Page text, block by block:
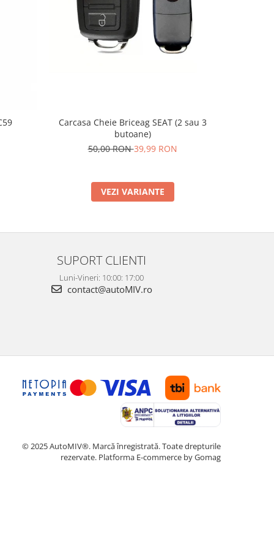
Carcasa Cheie Briceag SEAT (2 sau 3
butoane)
50,00 RON39,99 RON
VEZI VARIANTE
SUPORT CLIENTI
Luni-Vineri: 10:00: 17:00
contact@autoMIV.ro
© 2025 AutoMIV®. Marcă înregistrată. Toate drepturile
rezervate. Platforma E-commerce by Gomag